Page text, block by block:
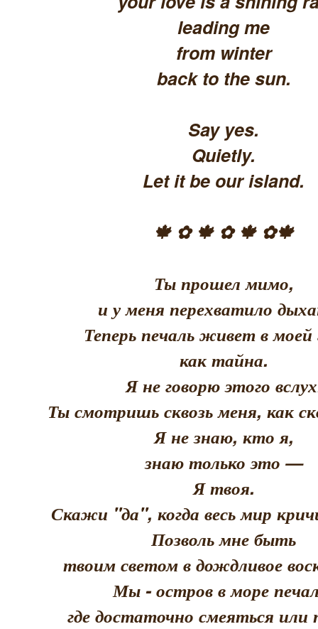
leading me
from winter
back to the sun.
Say yes.
Quietly.
Let it be our island.
🍁 ✿ 🍁 ✿ 🍁 ✿🍁
Ты прошел мимо,
и у меня перехватило
Теперь печаль живет в моей
как тайна.
Я не говорю этого
Ты смотришь сквозь меня, как
Я не знаю, кто я,
знаю только это —
Я твоя.
Скажи "да", когда весь мир
Позволь мне быть
твоим светом в дождливое
Мы - остров в море
где достаточно смеяться или